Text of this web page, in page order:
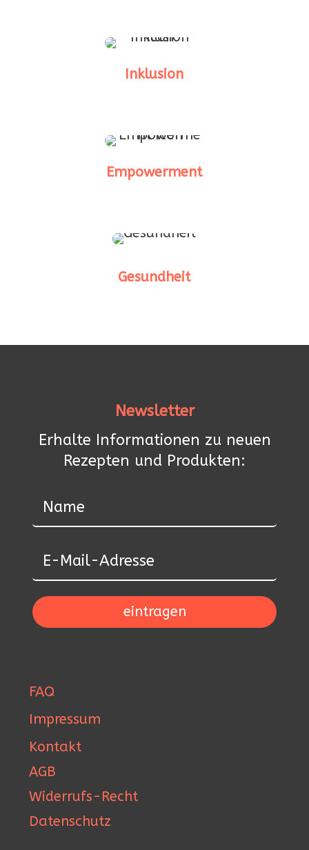
Inklusion
Empowerment
Gesundheit
Newsletter
Erhalte Informationen zu neuen
Rezepten und Produkten:
eintragen
FAQ
Impressum
Kontakt
AGB
Widerrufs-Recht
Datenschutz